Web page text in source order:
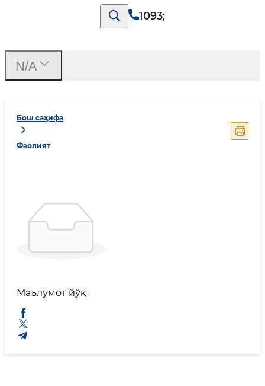
1093;
Бош саҳифа
Фаолият
Маълумот йўқ
N/A